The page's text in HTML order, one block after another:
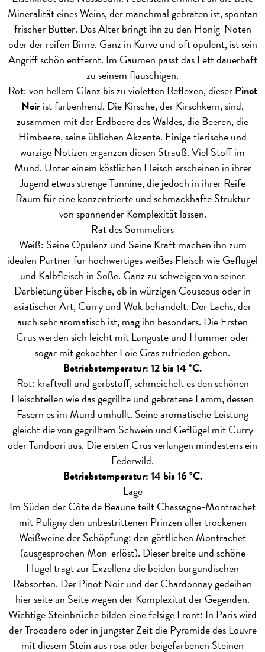
Mineralität eines Weins, der manchmal gebraten ist, spontan
frischer Butter. Das Alter bringt ihn zu den Honig-Noten
oder der reifen Birne. Ganz in Kurve und oft opulent, ist sein
Angriff schön entfernt. Im Gaumen passt das Fett dauerhaft
zu seinem flauschigen.
Rot: von hellem Glanz bis zu violetten Reflexen, dieserPinot
Noirist farbenhend. Die Kirsche, der Kirschkern, sind,
zusammen mit der Erdbeere des Waldes, die Beeren, die
Himbeere, seine üblichen Akzente. Einige tierische und
würzige Notizen ergänzen diesen Strauß. Viel Stoff im
Mund. Unter einem köstlichen Fleisch erscheinen in ihrer
Jugend etwas strenge Tannine, die jedoch in ihrer Reife
Raum für eine konzentrierte und schmackhafte Struktur
von spannender Komplexität lassen.
Rat des Sommeliers
Weiß: Seine Opulenz und Seine Kraft machen ihn zum
idealen Partner für hochwertiges weißes Fleisch wie Geflügel
und Kalbfleisch in Soße. Ganz zu schweigen von seiner
Darbietung über Fische, ob in würzigen Couscous oder in
asiatischer Art, Curry und Wok behandelt. Der Lachs, der
auch sehr aromatisch ist, mag ihn besonders. Die Ersten
Crus werden sich leicht mit Languste und Hummer oder
sogar mit gekochter Foie Gras zufrieden geben.
Betriebstemperatur: 12 bis 14 °C.
Rot: kraftvoll und gerbstoff, schmeichelt es den schönen
Fleischteilen wie das gegrillte und gebratene Lamm, dessen
Fasern es im Mund umhüllt. Seine aromatische Leistung
gleicht die von gegrilltem Schwein und Geflügel mit Curry
oder Tandoori aus. Die ersten Crus verlangen mindestens ein
Federwild.
Betriebstemperatur: 14 bis 16 °C.
Lage
Im Süden der Côte de Beaune teilt Chassagne-Montrachet
mit Puligny den unbestrittenen Prinzen aller trockenen
Weißweine der Schöpfung: den göttlichen Montrachet
(ausgesprochen Mon-erlöst). Dieser breite und schöne
Hügel trägt zur Exzellenz die beiden burgundischen
Rebsorten. Der Pinot Noir und der Chardonnay gedeihen
hier seite an Seite wegen der Komplexität der Gegenden.
Wichtige Steinbrüche bilden eine felsige Front: In Paris wird
der Trocadero oder in jüngster Zeit die Pyramide des Louvre
mit diesem Stein aus rosa oder beigefarbenen Steinen